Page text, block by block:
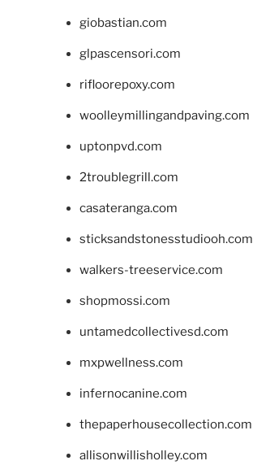
giobastian.com
glpascensori.com
rifloorepoxy.com
woolleymillingandpaving.com
uptonpvd.com
2troublegrill.com
casateranga.com
sticksandstonesstudiooh.com
walkers-treeservice.com
shopmossi.com
untamedcollectivesd.com
mxpwellness.com
infernocanine.com
thepaperhousecollection.com
allisonwillisholley.com